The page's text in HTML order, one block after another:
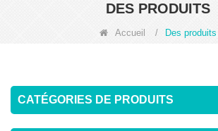
DES PRODUITS
Accueil / Des produits
CATÉGORIES DE PRODUITS